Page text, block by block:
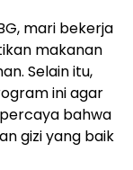
mari bekerja
makanan
Selain itu,
ini agar
bahwa
gizi yang baik